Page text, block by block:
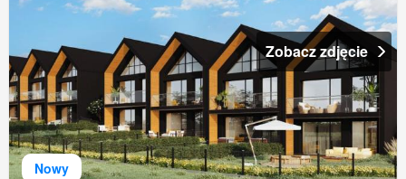
Nowy
Zobacz zdjęcie